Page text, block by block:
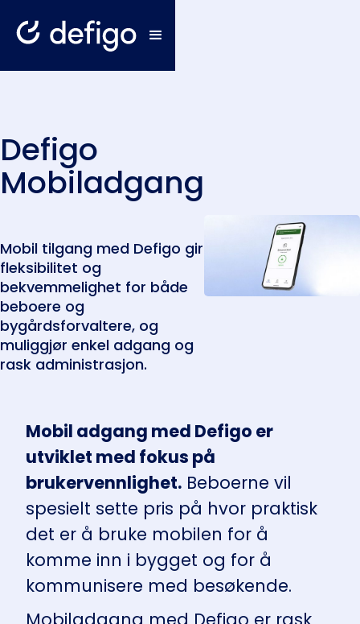
Defigo
Mobiladgang
Mobil tilgang med Defigo gir
fleksibilitet og
bekvemmelighet for både
beboere og
bygårdsforvaltere, og
muliggjør enkel adgang og
rask administrasjon.
Mobil adgang med Defigo er
utviklet med fokus på
brukervennlighet. Beboerne vil
spesielt sette pris på hvor praktisk
det er å bruke mobilen for å
komme inn i bygget og for å
kommunisere med besøkende.